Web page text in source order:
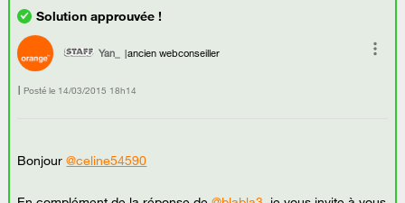
Yan_ ancien webconseiller
Posté le ‎14/03/2015 18h14
Bonjour@celine54590